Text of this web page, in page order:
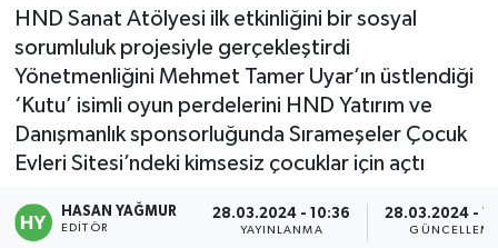
HND Sanat Atölyesi ilk etkinliğini bir sosyal
sorumluluk projesiyle gerçekleştirdi
Yönetmenliğini Mehmet Tamer Uyar’ın üstlendiği
‘Kutu’ isimli oyun perdelerini HND Yatırım ve
Danışmanlık sponsorluğunda Sırameşeler Çocuk
Evleri Sitesi’ndeki kimsesiz çocuklar için açtı
HASAN YAĞMUR
EDITÖR
28.03.2024 - 10:36
YAYINLANMA
28.03.2024 -
Gündem
Kadın
Kültür & Sanat
TFF 3.Lig 2.Grup Puan Durumu ve Fikstür
Tüm Manşetler
Son Dakika Haberleri